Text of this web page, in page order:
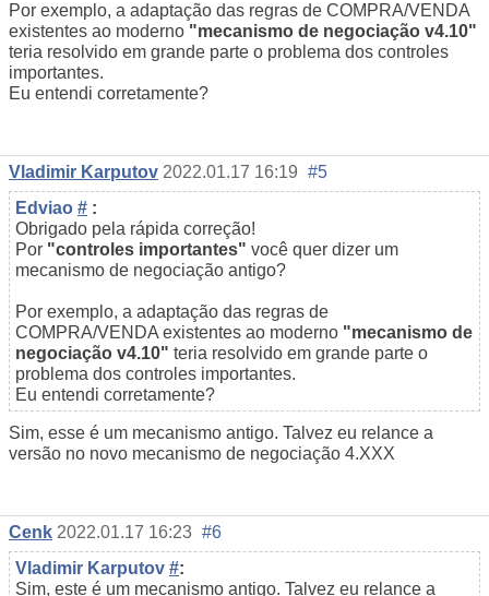
Por exemplo, a adaptação das regras de COMPRA/VENDA
existentes ao moderno "mecanismo de negociação v4.10"
teria resolvido em grande parte o problema dos controles
importantes.
Eu entendi corretamente?
Vladimir Karputov 2022.01.17 16:19 #5
Edviao # :
Obrigado pela rápida correção!
Por "controles importantes" você quer dizer um
mecanismo de negociação antigo?
Por exemplo, a adaptação das regras de
COMPRA/VENDA existentes ao moderno "mecanismo de
negociação v4.10" teria resolvido em grande parte o
problema dos controles importantes.
Eu entendi corretamente?
Sim, esse é um mecanismo antigo. Talvez eu relance a
versão no novo mecanismo de negociação 4.XXX
Cenk 2022.01.17 16:23 #6
Vladimir Karputov #:
Sim, este é um mecanismo antigo. Talvez eu relance a